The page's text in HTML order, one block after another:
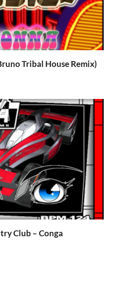
Tribal House Remix)
Club – Conga